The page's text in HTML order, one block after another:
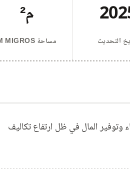
التحديث
م²
مساحة M MIGROS
المال في ظل ارتفاع تكاليف